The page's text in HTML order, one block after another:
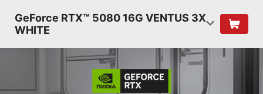
GeForce RTX™ 5080 16G VENTUS 3X
WHITE